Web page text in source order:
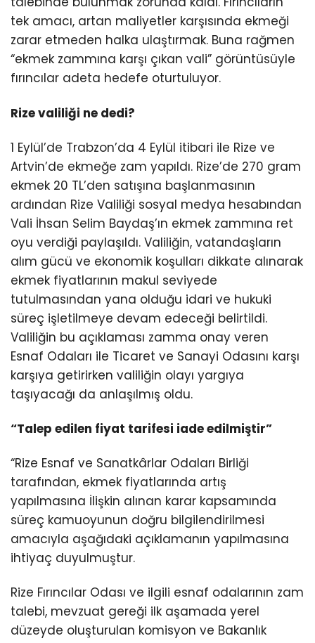
tek amacı, artan maliyetler karşısında ekmeği
zarar etmeden halka ulaştırmak. Buna rağmen
“ekmek zammına karşı çıkan vali” görüntüsüyle
fırıncılar adeta hedefe oturtuluyor.
Rize valiliği ne dedi?
1 Eylül’de Trabzon’da 4 Eylül itibari ile Rize ve
Artvin’de ekmeğe zam yapıldı. Rize’de 270 gram
ekmek 20 TL’den satışına başlanmasının
ardından Rize Valiliği sosyal medya hesabından
Vali İhsan Selim Baydaş’ın ekmek zammına ret
oyu verdiği paylaşıldı. Valiliğin, vatandaşların
alım gücü ve ekonomik koşulları dikkate alınarak
ekmek fiyatlarının makul seviyede
tutulmasından yana olduğu idari ve hukuki
süreç işletilmeye devam edeceği belirtildi.
Valiliğin bu açıklaması zamma onay veren
Esnaf Odaları ile Ticaret ve Sanayi Odasını karşı
karşıya getirirken valiliğin olayı yargıya
taşıyacağı da anlaşılmış oldu.
“Talep edilen fiyat tarifesi iade edilmiştir”
“Rize Esnaf ve Sanatkârlar Odaları Birliği
tarafından, ekmek fiyatlarında artış
yapılmasına İlişkin alınan karar kapsamında
süreç kamuoyunun doğru bilgilendirilmesi
amacıyla aşağıdaki açıklamanın yapılmasına
ihtiyaç duyulmuştur.
Rize Fırıncılar Odası ve ilgili esnaf odalarının zam
talebi, mevzuat gereği ilk aşamada yerel
düzeyde oluşturulan komisyon ve Bakanlık